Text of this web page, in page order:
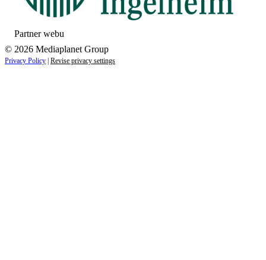
Partner webu
© 2026 Mediaplanet Group
Privacy Policy Revise privacy settings